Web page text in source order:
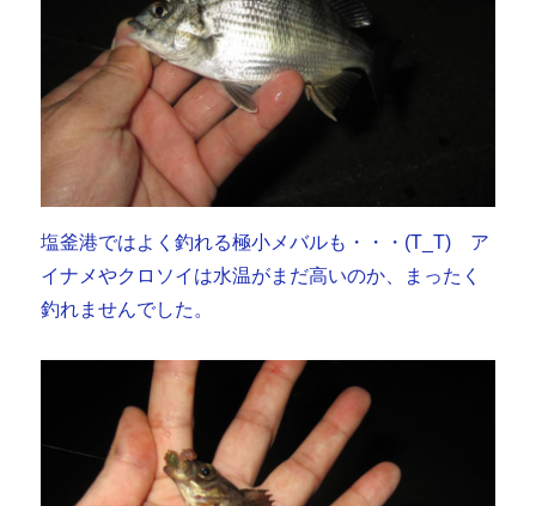
塩釜港ではよく釣れる極小メバルも・・・(T_T) ア
イナメやクロソイは水温がまだ高いのか、まったく
釣れませんでした。